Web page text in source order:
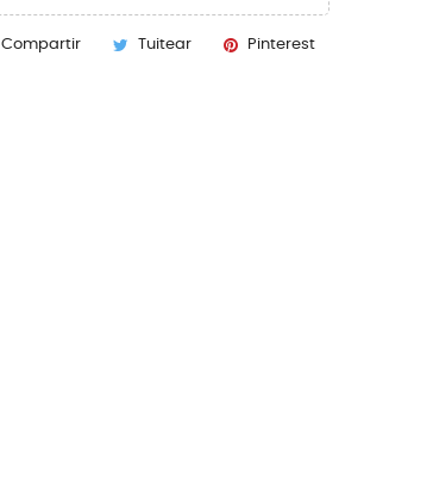
Compartir Tuitear Pinterest